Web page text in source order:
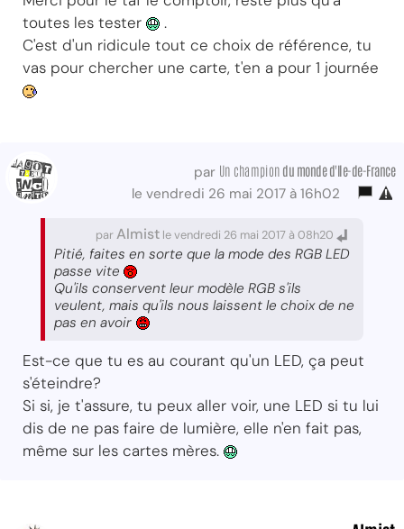
toutes les tester
.
C'est d'un ridicule tout ce choix de référence, tu
vas pour chercher une carte, t'en a pour 1 journée
par Un champion du monde d'Ile-de-France
le vendredi 26 mai 2017 à 16h02
parAlmist le vendredi 26 mai 2017 à 08h20
Pitié, faites en sorte que la mode des RGB LED
passe vite
Qu'ils conservent leur modèle RGB s'ils
veulent, mais qu'ils nous laissent le choix de ne
pas en avoir
Est-ce que tu es au courant qu'un LED, ça peut
s'éteindre?
Si si, je t'assure, tu peux aller voir, une LED si tu lui
dis de ne pas faire de lumière, elle n'en fait pas,
même sur les cartes mères.